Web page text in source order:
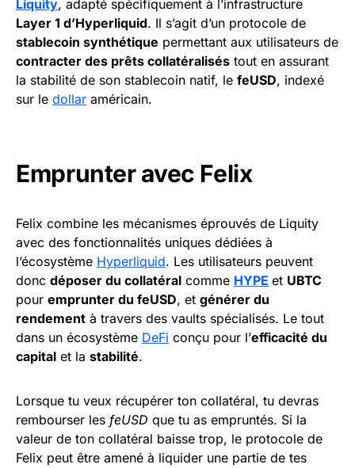
Liquity, adapté spécifiquement à l’infrastructure
Layer 1 d’Hyperliquid. Il s’agit d’un protocole de
stablecoin synthétique permettant aux utilisateurs de
contracter des prêts collatéralisés tout en assurant
la stabilité de son stablecoin natif, le feUSD, indexé
sur le dollar américain.
Emprunter avec Felix
Felix combine les mécanismes éprouvés de Liquity
avec des fonctionnalités uniques dédiées à
l’écosystème Hyperliquid. Les utilisateurs peuvent
donc déposer du collatéral comme HYPE et UBTC
pour emprunter du feUSD, et générer du
rendement à travers des vaults spécialisés. Le tout
dans un écosystème DeFi conçu pour l’efficacité du
capital et la stabilité.
Lorsque tu veux récupérer ton collatéral, tu devras
rembourser les feUSD que tu as empruntés. Si la
valeur de ton collatéral baisse trop, le protocole de
Felix peut être amené à liquider une partie de tes